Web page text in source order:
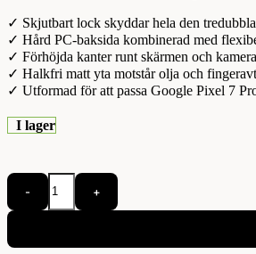
✓ Skjutbart lock skyddar hela den
✓ Hård PC-baksida kombinerad med
✓ Förhöjda kanter runt skärmen och
✓ Halkfri matt yta motstår olja och
✓ Utformad för att passa Google Pixel 7
I lager
- +